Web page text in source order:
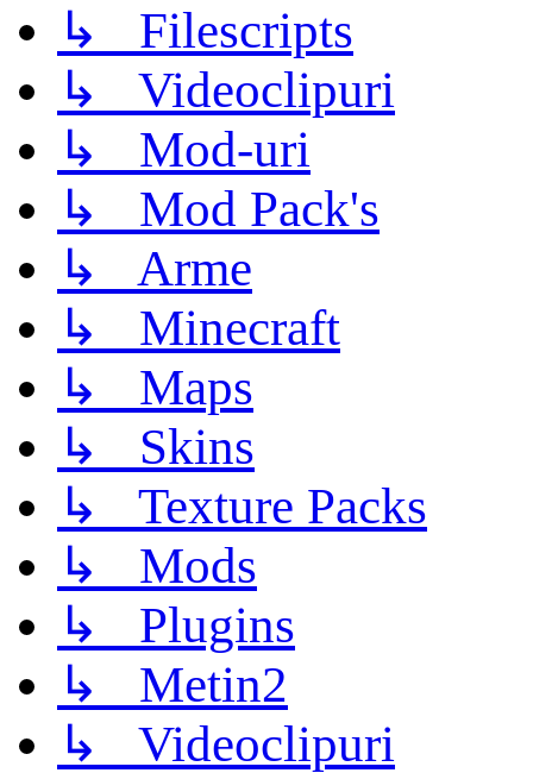
↳ Filescripts
↳ Videoclipuri
↳ Mod-uri
↳ Mod Pack's
↳ Arme
↳ Minecraft
↳ Maps
↳ Skins
↳ Texture Packs
↳ Mods
↳ Plugins
↳ Metin2
↳ Videoclipuri